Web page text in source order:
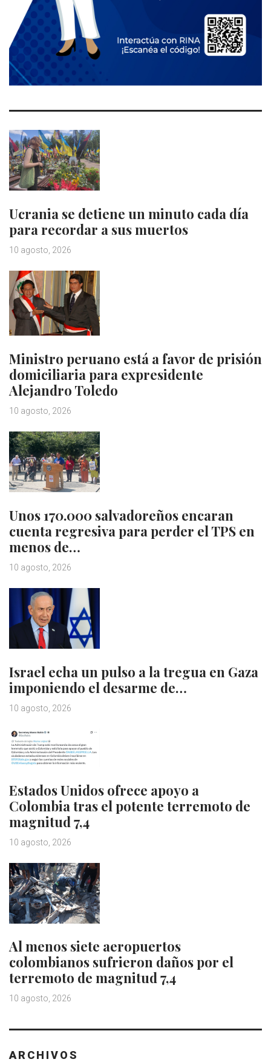
Ucrania se detiene un minuto cada día
para recordar a sus muertos
10 agosto, 2026
Ministro peruano está a favor de prisión
domiciliaria para expresidente
Alejandro Toledo
10 agosto, 2026
Unos 170.000 salvadoreños encaran
cuenta regresiva para perder el TPS en
menos de…
10 agosto, 2026
Israel echa un pulso a la tregua en Gaza
imponiendo el desarme de…
10 agosto, 2026
Estados Unidos ofrece apoyo a
Colombia tras el potente terremoto de
magnitud 7,4
10 agosto, 2026
Al menos siete aeropuertos
colombianos sufrieron daños por el
terremoto de magnitud 7,4
10 agosto, 2026
ARCHIVOS